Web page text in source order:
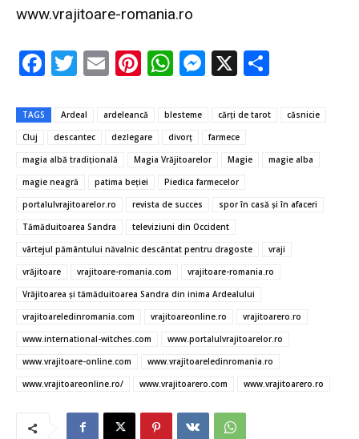
www.vrajitoare-romania.ro
F
e
b
o
o
k
T
it
te
r
E
ai
l
Pi
er
es
t
W
at
s
A
p
p
M
se
n
g
er
X
ta
az
TAGS Ardeal ardeleancă blesteme cărți de tarot
căsnicie
Cluj
descantec dezlegare divorţ
farmece
magia albă tradiţională
Magia Vrăjitoarelor Magie
magie alba
magie neagră
patima beţiei
Piedica farmecelor
portalulvrajitoarelor.ro
revista de succes
spor în casă şi în afaceri
Tămăduitoarea Sandra
televiziuni din Occident
vârtejul pământului năvalnic descântat pentru dragoste
vraji
vrăjitoare
vrajitoare-romania.com
vrajitoare-romania.ro
Vrăjitoarea și tămăduitoarea Sandra din inima Ardealului
vrajitoareledinromania.com
vrajitoareonline.ro
vrajitoarero.ro
www.international-witches.com
www.portalulvrajitoarelor.ro
www.vrajitoare-online.com
www.vrajitoareledinromania.ro
www.vrajitoareonline.ro/
www.vrajitoarero.com www.vrajitoarero.ro